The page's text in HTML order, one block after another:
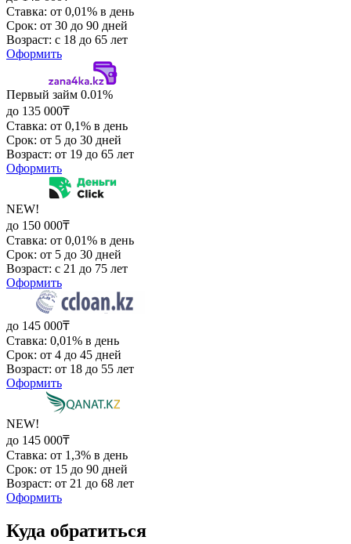
Ставка: от 0,01% в день
Срок: от 30 до 90 дней
Возраст: с 18 до 65 лет
Оформить
Первый займ 0.01%
до 135 000₸
Ставка: от 0,1% в день
Срок: от 5 до 30 дней
Возраст: от 19 до 65 лет
Оформить
NEW!
до 150 000₸
Ставка: от 0,01% в день
Срок: от 5 до 30 дней
Возраст: с 21 до 75 лет
Оформить
до 145 000₸
Ставка: 0,01% в день
Срок: от 4 до 45 дней
Возраст: от 18 до 55 лет
Оформить
NEW!
до 145 000₸
Ставка: от 1,3% в день
Срок: от 15 до 90 дней
Возраст: от 21 до 68 лет
Оформить
Куда обратиться